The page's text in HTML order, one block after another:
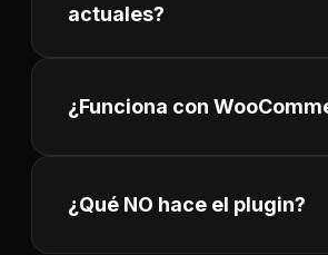
actuales?
¿Funciona con
¿Qué NO hace el plugin?